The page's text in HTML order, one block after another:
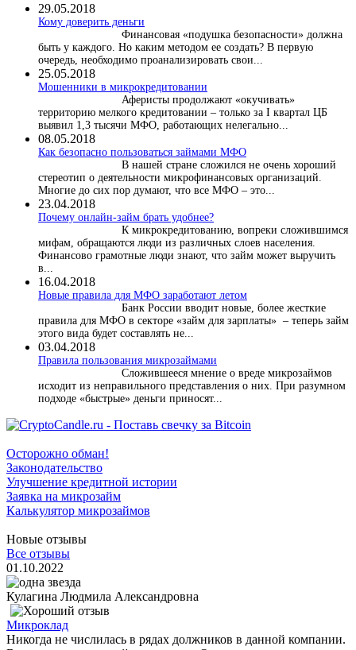
29.05.2018
Кому доверить деньги
Финансовая «подушка безопасности» должна
быть у каждого. Но каким методом ее создать? В первую
очередь, необходимо проанализировать свои...
25.05.2018
Мошенники в микрокредитовании
Аферисты продолжают «окучивать»
территорию мелкого кредитовании – только за I квартал ЦБ
выявил 1,3 тысячи МФО, работающих нелегально...
08.05.2018
Как безопасно пользоваться займами МФО
В нашей стране сложился не очень хороший
стереотип о деятельности микрофинансовых организаций.
Многие до сих пор думают, что все МФО – это...
23.04.2018
Почему онлайн-займ брать удобнее?
К микрокредитованию, вопреки сложившимся
мифам, обращаются люди из различных слоев населения.
Финансово грамотные люди знают, что займ может выручить
в...
16.04.2018
Новые правила для МФО заработают летом
Банк России вводит новые, более жесткие
правила для МФО в секторе «займ для зарплаты» – теперь займ
этого вида будет составлять не...
03.04.2018
​Правила пользования микрозаймами
Сложившееся мнение о вреде микрозаймов
исходит из неправильного представления о них. При разумном
подходе «быстрые» деньги приносят...
Осторожно обман!
Законодательство
Улучшение кредитной истории
Заявка на микрозайм
Калькулятор микрозаймов
Новые отзывы
Все отзывы
01.10.2022
Кулагина Людмила Александровна
Микроклад
Никогда не числилась в рядах должников в данной компании.